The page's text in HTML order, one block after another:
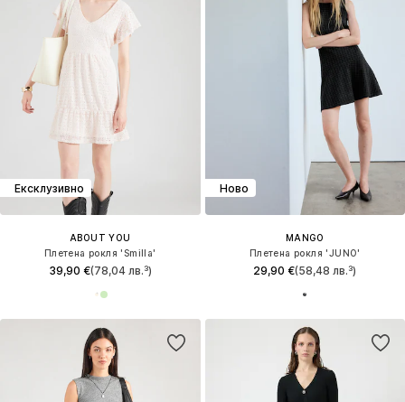
Ексклузивно
ABOUT YOU
Плетена рокля 'Smilla'
39,90 €(78,04 лв.³)
Ново
MANGO
Плетена рокля 'JUNO'
29,90 €(58,48 лв.³)